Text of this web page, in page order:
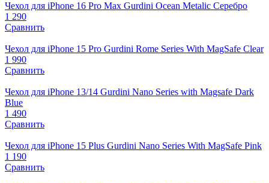
Чехол для iPhone 16 Pro Max Gurdini Ocean Metalic Серебро
1 290
Сравнить
Чехол для iPhone 15 Pro Gurdini Rome Series With MagSafe Clear
1 990
Сравнить
Чехол для iPhone 13/14 Gurdini Nano Series with Magsafe Dark
Blue
1 490
Сравнить
Чехол для iPhone 15 Plus Gurdini Nano Series With MagSafe Pink
1 190
Сравнить